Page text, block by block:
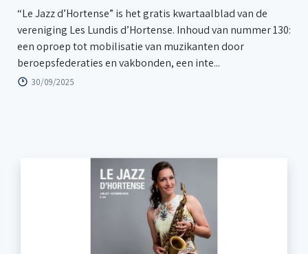
“Le Jazz d’Hortense” is het gratis kwartaalblad van de
vereniging Les Lundis d’Hortense. Inhoud van nummer 130:
een oproep tot mobilisatie van muzikanten door
beroepsfederaties en vakbonden, een inte...
30/09/2025